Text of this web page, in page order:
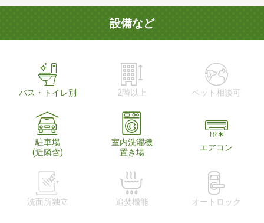
設備など
バス・トイレ別 2階以上 ペット相談可
駐車場
(近隣含)
室内洗濯機
置き場
エアコン
洗面所独立 追焚機能 オートロック